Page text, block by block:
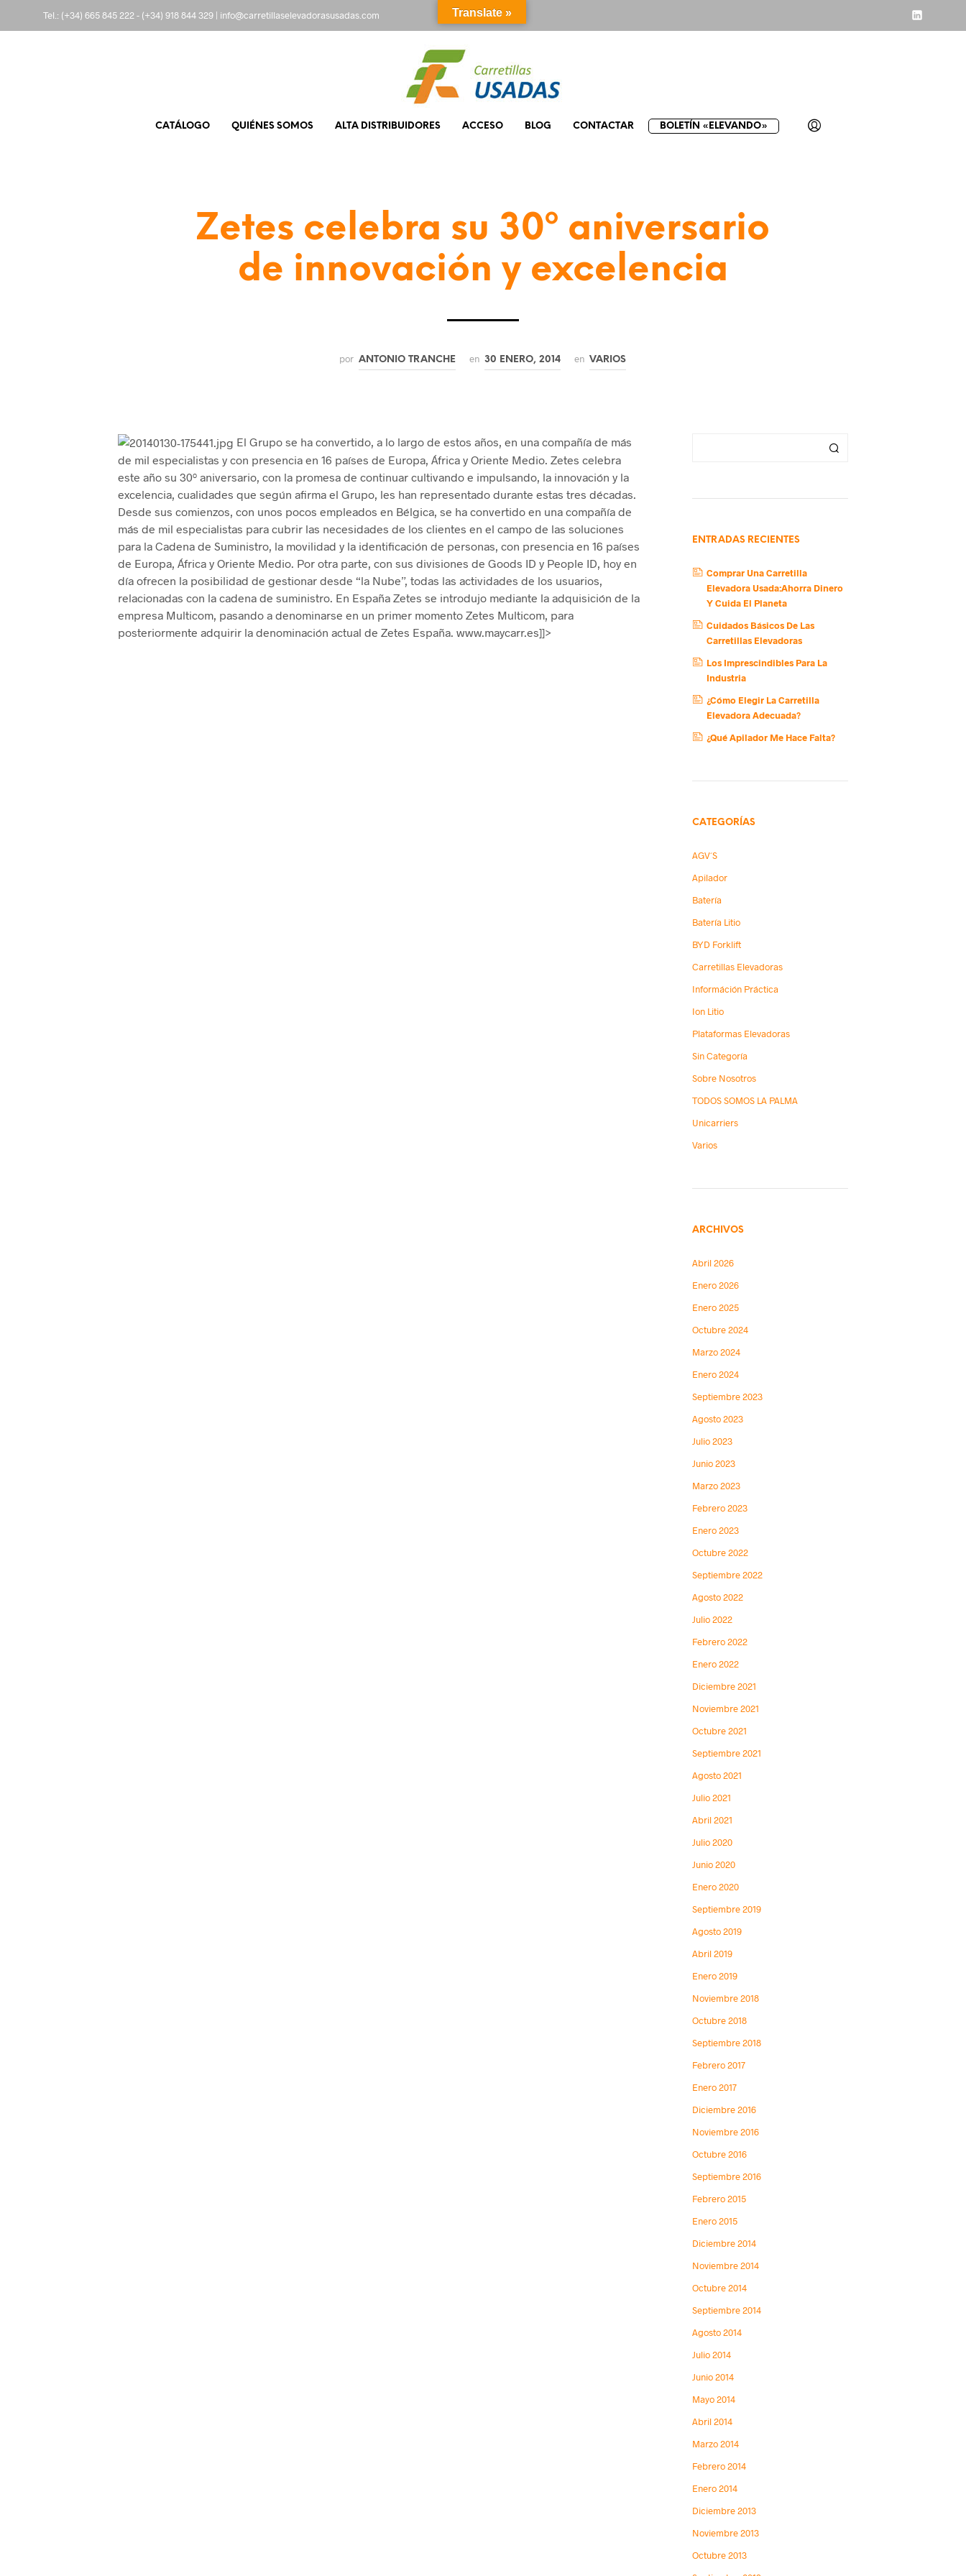
Tel.: (+34) 665 845 222- (+34) 918 844 329 | info@carretillaselevadorasusadas.com
CATÁLOGO QUIÉNES SOMOS ALTA DISTRIBUIDORES ACCESO BLOG CONTACTAR BOLETÍN «ELEVANDO»
Zetes celebra su 30º aniversario
de innovación y excelencia
por ANTONIO TRANCHE en 30 ENERO, 2014 en VARIOS
El Grupo se ha convertido, a lo largo de estos años, en una compañía de más
de mil especialistas y con presencia en 16 países de Europa, África y Oriente Medio. Zetes celebra
este año su 30º aniversario, con la promesa de continuar cultivando e impulsando, la innovación y la
excelencia, cualidades que según afirma el Grupo, les han representado durante estas tres décadas.
Desde sus comienzos, con unos pocos empleados en Bélgica, se ha convertido en una compañía de
más de mil especialistas para cubrir las necesidades de los clientes en el campo de las soluciones
para la Cadena de Suministro, la movilidad y la identificación de personas, con presencia en 16 países
de Europa, África y Oriente Medio. Por otra parte, con sus divisiones de Goods ID y People ID, hoy en
día ofrecen la posibilidad de gestionar desde “la Nube”, todas las actividades de los usuarios,
relacionadas con la cadena de suministro. En España Zetes se introdujo mediante la adquisición de la
empresa Multicom, pasando a denominarse en un primer momento Zetes Multicom, para
posteriormente adquirir la denominación actual de Zetes España. www.maycarr.es]]>
ENTRADAS RECIENTES
Comprar Una Carretilla
Elevadora Usada:Ahorra Dinero
Y Cuida El Planeta
Cuidados Básicos De Las
Carretillas Elevadoras
Los Imprescindibles Para La
Industria
¿Cómo Elegir La Carretilla
Elevadora Adecuada?
¿Qué Apilador Me Hace Falta?
CATEGORÍAS
AGV´s
Apilador
Batería
Batería Litio
BYD Forklift
Carretillas Elevadoras
Információn Práctica
Ion Litio
Plataformas Elevadoras
Sin Categoría
Sobre Nosotros
TODOS SOMOS LA PALMA
Unicarriers
Varios
ARCHIVOS
Abril 2026
Enero 2026
Enero 2025
Octubre 2024
Marzo 2024
Enero 2024
Septiembre 2023
Agosto 2023
Julio 2023
Junio 2023
Marzo 2023
Febrero 2023
Enero 2023
Octubre 2022
Septiembre 2022
Agosto 2022
Julio 2022
Febrero 2022
Enero 2022
Diciembre 2021
Noviembre 2021
Octubre 2021
Septiembre 2021
Agosto 2021
Julio 2021
Abril 2021
Julio 2020
Junio 2020
Enero 2020
Septiembre 2019
Agosto 2019
Abril 2019
Enero 2019
Noviembre 2018
Octubre 2018
Septiembre 2018
Febrero 2017
Enero 2017
Diciembre 2016
Noviembre 2016
Octubre 2016
Septiembre 2016
Febrero 2015
Enero 2015
Diciembre 2014
Noviembre 2014
Octubre 2014
Septiembre 2014
Agosto 2014
Julio 2014
Junio 2014
Mayo 2014
Abril 2014
Marzo 2014
Febrero 2014
Enero 2014
Diciembre 2013
Noviembre 2013
Octubre 2013
Translate »